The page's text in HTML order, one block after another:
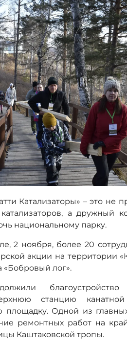
Катализаторы» – это не
а дружный
национальному парку.
2 ноября, более 20
акции на территории
лог».
станцию
площадку. Одной из
ремонтных работ на
Каштаковской тропы.